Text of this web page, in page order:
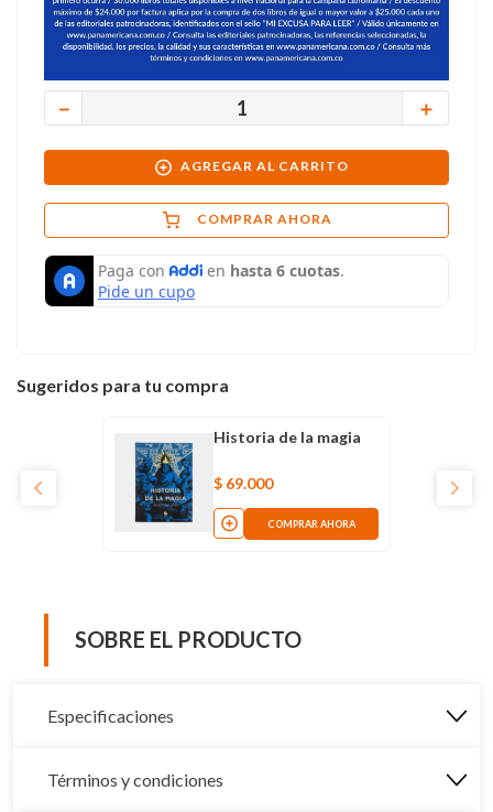
＋
－
AGREGAR AL CARRITO
COMPRAR AHORA
Sugeridos para tu compra
Historia de la magia
$ 69.000
COMPRAR AHORA
SOBRE EL PRODUCTO
Especificaciones
Términos y condiciones